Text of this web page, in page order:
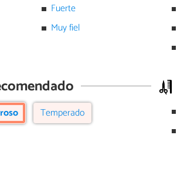
Fuerte
Muy fiel
Temperado